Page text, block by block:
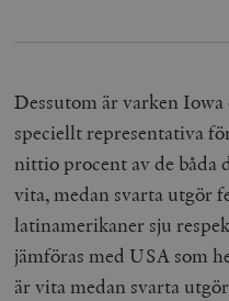
Dessutom är varken
speciellt representativa
nittio procent av de båda
vita, medan svarta utgör
latinamerikaner sju
jämföras med USA som
är vita medan svarta